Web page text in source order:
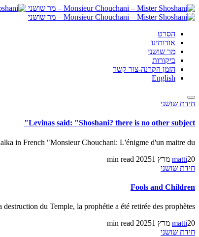
הסרט
אודותינו
מר שושני
ביקורות
הזמן הקרנה-צור קשר
English
חידת שושני
Levinas said: "Shoshani? there is no other subject"
in French "Monsieur Chouchani: L'énigme d'un maitre du […]
matti20 מרץ 2025
1 min read
חידת שושני
Fools and Children
du Temple, la prophétie a été retirée des prophètes […]
matti20 מרץ 2025
1 min read
חידת שושני